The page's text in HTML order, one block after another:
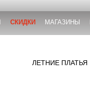
СКИДКИ МАГАЗИНЫ
ЛЕТНИЕ ПЛАТЬЯ